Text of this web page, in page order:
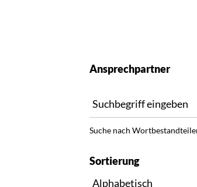
Ansprechpartner
Suche nach
Sortierung